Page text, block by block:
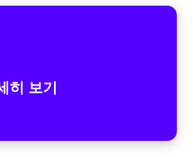
히 보기